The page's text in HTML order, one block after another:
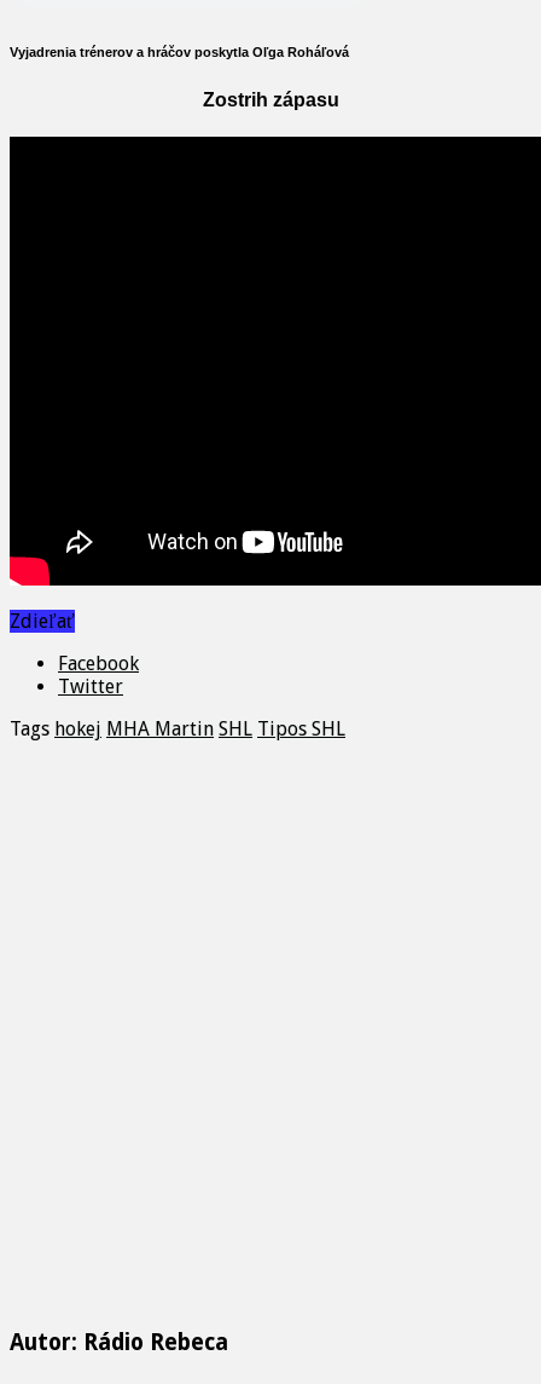
Vyjadrenia trénerov a hráčov poskytla Oľga Roháľová
Zostrih zápasu
Zdieľať
Facebook
Twitter
Tags hokej MHA Martin SHL Tipos SHL
Autor: Rádio Rebeca